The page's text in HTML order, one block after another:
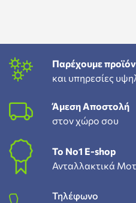
Παρέχουμε
και υπηρεσίες
Άμεση Αποστολή
στον χώρο σου
To Νο1 Ε-shop
Ανταλλακτικά
Τηλέφωνο